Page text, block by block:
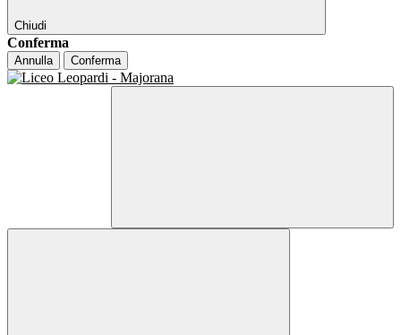
Chiudi
Conferma
Annulla Conferma